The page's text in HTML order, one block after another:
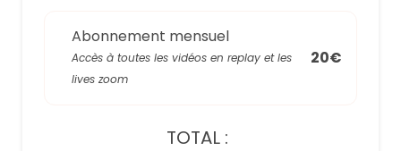
Abonnement mensuel
Accès à toutes les vidéos en replay et les
lives zoom
20€
TOTAL :